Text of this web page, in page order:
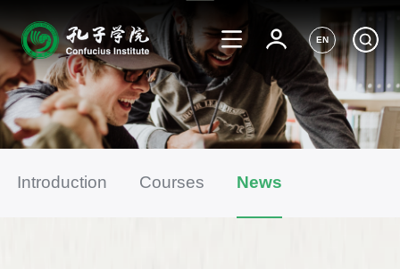
EN
Introduction Courses News